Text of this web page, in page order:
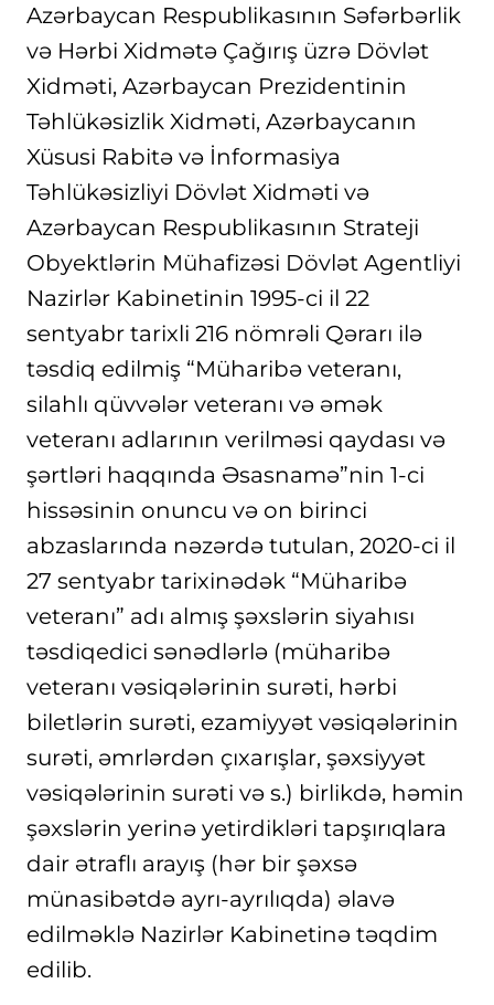
Azərbaycan Respublikasının Səfərbərlik
və Hərbi Xidmətə Çağırış üzrə Dövlət
Xidməti, Azərbaycan Prezidentinin
Təhlükəsizlik Xidməti, Azərbaycanın
Xüsusi Rabitə və İnformasiya
Təhlükəsizliyi Dövlət Xidməti və
Azərbaycan Respublikasının Strateji
Obyektlərin Mühafizəsi Dövlət Agentliyi
Nazirlər Kabinetinin 1995-ci il 22
sentyabr tarixli 216 nömrəli Qərarı ilə
təsdiq edilmiş “Müharibə veteranı,
silahlı qüvvələr veteranı və əmək
veteranı adlarının verilməsi qaydası və
şərtləri haqqında Əsasnamə”nin 1-ci
hissəsinin onuncu və on birinci
abzaslarında nəzərdə tutulan, 2020-ci il
27 sentyabr tarixinədək “Müharibə
veteranı” adı almış şəxslərin siyahısı
təsdiqedici sənədlərlə (müharibə
veteranı vəsiqələrinin surəti, hərbi
biletlərin surəti, ezamiyyət vəsiqələrinin
surəti, əmrlərdən çıxarışlar, şəxsiyyət
vəsiqələrinin surəti və s.) birlikdə, həmin
şəxslərin yerinə yetirdikləri tapşırıqlara
dair ətraflı arayış (hər bir şəxsə
münasibətdə ayrı-ayrılıqda) əlavə
edilməklə Nazirlər Kabinetinə təqdim
edilib.